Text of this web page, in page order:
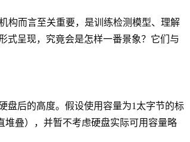
构而言至关重要，是训练检测模型、理解
式呈现，究竟会是怎样一番景象？它们与
盘后的高度。假设使用容量为1太字节的标
堆叠），并暂不考虑硬盘实际可用容量略